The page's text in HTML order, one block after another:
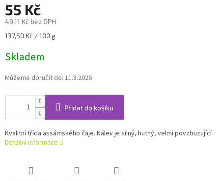
55 Kč
49,11 Kč bez DPH
Měrná
137,50 Kč / 100 g
Skladem
Můžeme doručit do: 11.8.2026
Přidat do košíku
Kvalitní třída assámského čaje. Nálev je silný, hutný, velmi povzbuzující
Detailní informace